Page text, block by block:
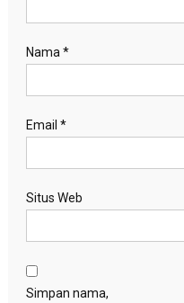
Nama *
Email *
Situs Web
Simpan nama,